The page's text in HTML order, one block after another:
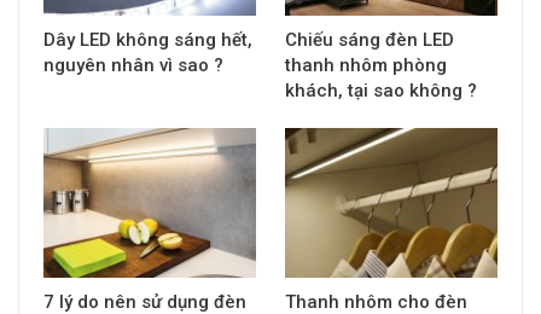
Dây LED không sáng hết,
nguyên nhân vì sao ?
Chiếu sáng đèn LED
thanh nhôm phòng
khách, tại sao không ?
7 lý do nên sử dụng đèn
Thanh nhôm cho đèn